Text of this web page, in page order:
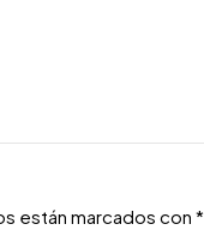
están marcados con*